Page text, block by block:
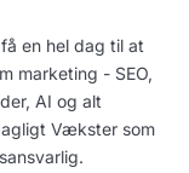
en hel dag til at
marketing - SEO,
AI og alt
Vækster som